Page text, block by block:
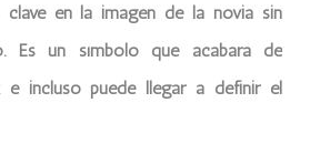
clave en la imagen de la novia sin
Es un símbolo que acabará de
e incluso puede llegar a definir el